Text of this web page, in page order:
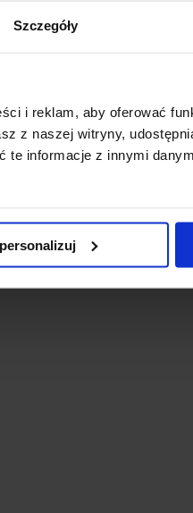
Szczegóły
i reklam, aby oferować
z naszej witryny,
te informacje z innymi
Dostępny
Modrzewica